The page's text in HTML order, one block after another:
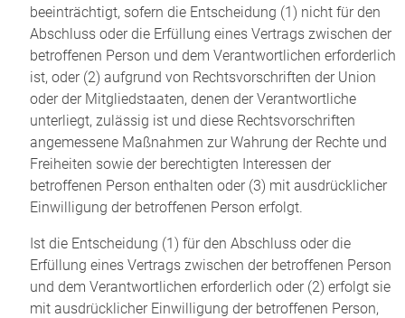
beeinträchtigt, sofern die Entscheidung (1) nicht für den
Abschluss oder die Erfüllung eines Vertrags zwischen der
betroffenen Person und dem Verantwortlichen erforderlich
ist, oder (2) aufgrund von Rechtsvorschriften der Union
oder der Mitgliedstaaten, denen der Verantwortliche
unterliegt, zulässig ist und diese Rechtsvorschriften
angemessene Maßnahmen zur Wahrung der Rechte und
Freiheiten sowie der berechtigten Interessen der
betroffenen Person enthalten oder (3) mit ausdrücklicher
Einwilligung der betroffenen Person erfolgt.
Ist die Entscheidung (1) für den Abschluss oder die
Erfüllung eines Vertrags zwischen der betroffenen Person
und dem Verantwortlichen erforderlich oder (2) erfolgt sie
mit ausdrücklicher Einwilligung der betroffenen Person,